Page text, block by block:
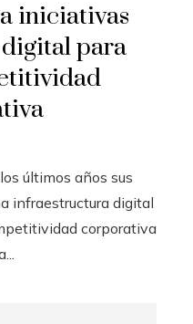
iniciativas
para
últimos años sus
infraestructura digital
corporativa